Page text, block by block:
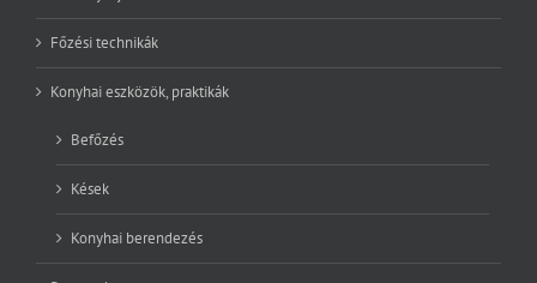
Főzési technikák
Konyhai eszközök, praktikák
Befőzés
Kések
Konyhai berendezés